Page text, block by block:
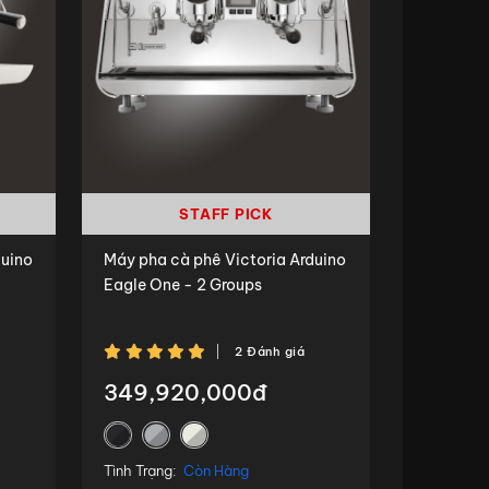
STAFF PICK
Máy pha cà phê Victoria Arduino
Eagle One - 2 Groups
2 Đánh giá
349,920,000đ
Tình Trạng: Còn Hàng